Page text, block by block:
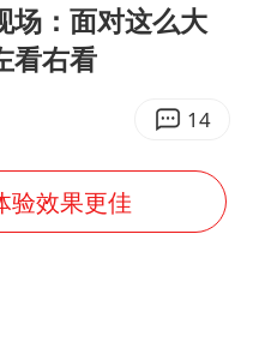
场：面对这么大
看右看
14
验效果更佳